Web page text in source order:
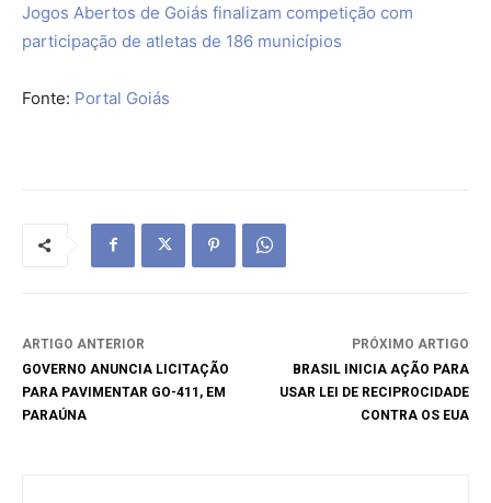
Jogos Abertos de Goiás finalizam competição com
participação de atletas de 186 municípios
Fonte: Portal Goiás
ARTIGO ANTERIOR
GOVERNO ANUNCIA LICITAÇÃO
PARA PAVIMENTAR GO-411, EM
PARAÚNA
PRÓXIMO ARTIGO
BRASIL INICIA AÇÃO PARA
USAR LEI DE RECIPROCIDADE
CONTRA OS EUA